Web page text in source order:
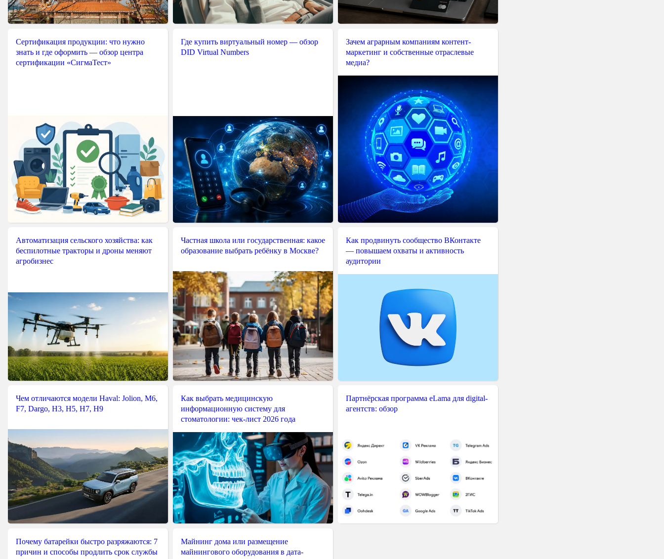
Сертификация продукции: что нужно
знать и где оформить — обзор центра
сертификации «СигмаТест»
Где купить виртуальный номер — обзор
DID Virtual Numbers
Зачем аграрным компаниям контент-
маркетинг и собственные отраслевые
медиа?
Автоматизация сельского хозяйства: как
беспилотные тракторы и дроны меняют
агробизнес
Частная школа или государственная: какое
образование выбрать ребёнку в Москве?
Как продвинуть сообщество ВКонтакте
— повышаем охваты и активность
аудитории
Чем отличаются модели Haval: Jolion, M6,
F7, Dargo, H3, H5, H7, H9
Как выбрать медицинскую
информационную систему для
стоматологии: чек-лист 2026 года
Партнёрская программа eLama для digital-
агентств: обзор
Почему батарейки быстро разряжаются: 7
причин и способы продлить срок службы
Майнинг дома или размещение
майнингового оборудования в дата-